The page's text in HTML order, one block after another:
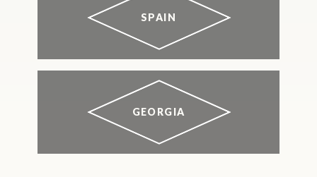
SPAIN
GEORGIA